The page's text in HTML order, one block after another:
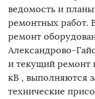
ведомость и
ремонтных работ.
ремонт
Александрово-
и текущий ремонт
кВ , выполняются
технические